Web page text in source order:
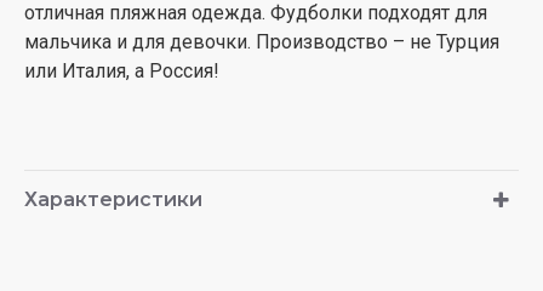
отличная пляжная одежда. Фудболки подходят для
мальчика и для девочки. Производство – не Турция
или Италия, а Россия!
Характеристики